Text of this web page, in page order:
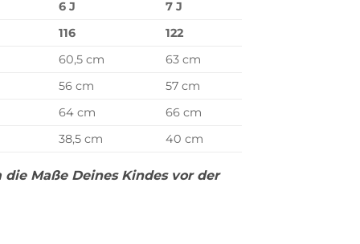
6 J
7 J
116
122
60,5 cm
63 cm
56 cm
57 cm
64 cm
66 cm
38,5 cm 40 cm
Maße Deines Kindes vor der